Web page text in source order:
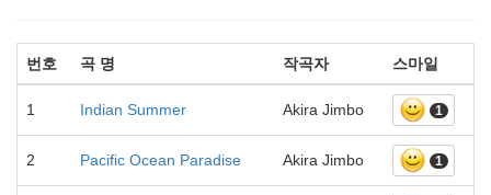
번호 곡 명 작곡자 스마일
1 Indian Summer Akira Jimbo 1
2 Pacific Ocean Paradise Akira Jimbo 1